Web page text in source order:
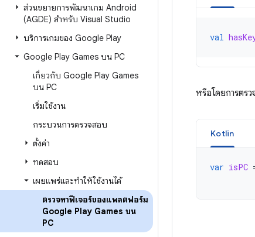
ส่วนขยายการพัฒนาเกม Android
(AGDE) สำหรับ Visual Studio
บริการเกมของ Google Play
Google Play Games บน PC
เกี่ยวกับ Google Play Games
บน PC
เริ่มใช้งาน
กระบวนการตรวจสอบ
ตั้งค่า
ทดสอบ
เผยแพร่และทำให้ใช้งานได้
ตรวจหาฟีเจอร์ของแพลตฟอร์ม
Google Play Games บน
PC
val
หรือโดยการตร
Kotlin
var isPC